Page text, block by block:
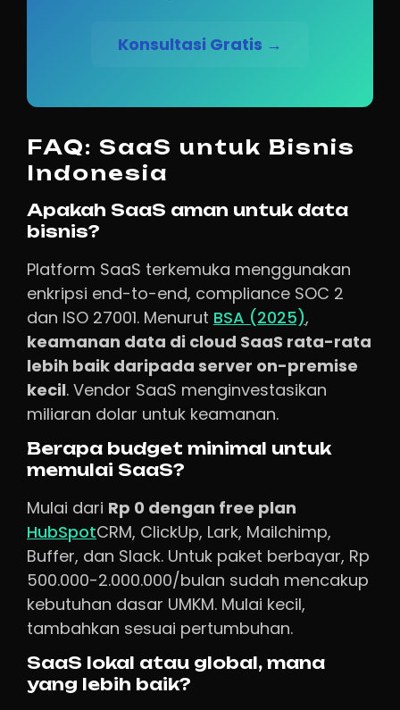
Konsultasi Gratis →
FAQ: SaaS untuk Bisnis
Indonesia
Apakah SaaS aman untuk data
bisnis?
Platform SaaS terkemuka menggunakan
enkripsi end-to-end, compliance SOC 2
dan ISO 27001. Menurut BSA (2025),
keamanan data di cloud SaaS rata-rata
lebih baik daripada server on-premise
kecil. Vendor SaaS menginvestasikan
miliaran dolar untuk keamanan.
Berapa budget minimal untuk
memulai SaaS?
Mulai dari Rp 0 dengan free plan
HubSpotCRM, ClickUp, Lark, Mailchimp,
Buffer, dan Slack. Untuk paket berbayar, Rp
500.000-2.000.000/bulan sudah mencakup
kebutuhan dasar UMKM. Mulai kecil,
tambahkan sesuai pertumbuhan.
SaaS lokal atau global, mana
yang lebih baik?